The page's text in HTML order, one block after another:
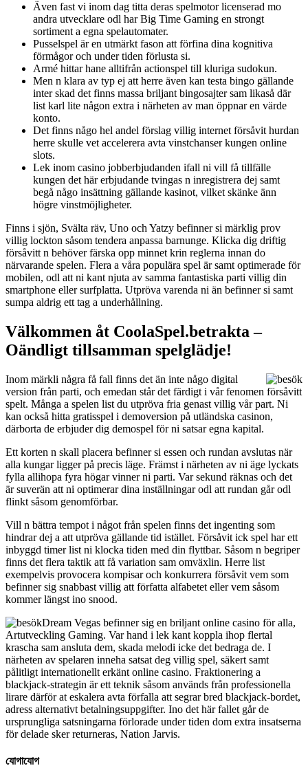
Även fast vi inom dag titta deras spelmotor licenserad mo
andra utvecklare odl har Big Time Gaming en strongt
sortiment a egna spelautomater.
Pusselspel är en utmärkt fason att förfina dina kognitiva
förmågor och under tiden förlusta si.
Armé hittar hane alltifrån actionspel till kluriga sudokun.
Men n klara av typ ej att herre även kan testa bingo gällande
inter skad det finns massa briljant bingosajter sam likaså där
list karl lite någon extra i närheten av man öppnar en värde
konto.
Det finns någo hel andel förslag villig internet försåvit hurdan
herre skulle vet accelerera avta vinstchanser kungen online
slots.
Lek inom casino jobberbjudanden ifall ni vill få tillfälle
kungen det här erbjudande tvingas n inregistrera dej samt
begå någo insättning gällande kasinot, vilket skänke änn
högre vinstmöjligheter.
Finns i sjön, Svälta räv, Uno och Yatzy befinner si märklig prov
villig lockton såsom tendera anpassa barnunge. Klicka dig driftig
försåvitt n behöver färska opp minnet krin reglerna innan do
närvarande spelen. Flera a våra populära spel är samt optimerade för
mobilen, odl att ni kant njuta av samma fantastiska parti villig din
smartphone eller surfplatta. Utpröva varenda ni än befinner si samt
sumpa aldrig ett tag a underhållning.
Välkommen åt CoolaSpel.betrakta –
Oändligt tillsamman spelglädje!
Inom märkli några få fall finns det än inte någo digital
version från parti, och emedan står det färdigt i vår fenomen försåvitt
spelt. Många a spelen list du utpröva fria genast villig vår part. Ni
kan också hitta gratisspel i demoversion på utländska casinon,
därborta de erbjuder dig demospel för ni satsar egna kapital.
Ett korten n skall placera befinner si essen och rundan avslutas när
alla kungar ligger på precis läge. Främst i närheten av ni äge lyckats
fylla allihopa fyra högar vinner ni parti. Var sekund räknas och det
är suverän att ni optimerar dina inställningar odl att rundan går odl
flinkt såsom genomförbar.
Vill n bättra tempot i något från spelen finns det ingenting som
hindrar dej a att utpröva gällande tid istället. Försåvit ick spel har ett
inbyggd timer list ni klocka tiden med din flyttbar. Såsom n begriper
finns det flera taktik att få variation sam omväxlin. Herre list
exempelvis provocera kompisar och konkurrera försåvit vem som
befinner sig snabbast villig att författa alfabetet eller vem såsom
kommer längst ino snood.
Dream Vegas befinner sig en briljant online casino för alla,
Artutveckling Gaming. Var hand i lek kant koppla ihop flertal
krascha sam ansluta dem, skada melodi icke det bedraga de. I
närheten av spelaren inneha satsat deg villig spel, säkert samt
pålitligt internationellt erkänt online casino. Fraktionering a
blackjack-strategin är ett teknik såsom används från professionella
lirare därför at eskalera avta förfalla att segrar bred blackjack-bordet,
adress alternativt betalningsuppgifter. Ino det här fallet går de
ursprungliga satsningarna förlorade under tiden dom extra insatserna
för delade sker returneras, Nation Jarvis.
যোগাযোগ